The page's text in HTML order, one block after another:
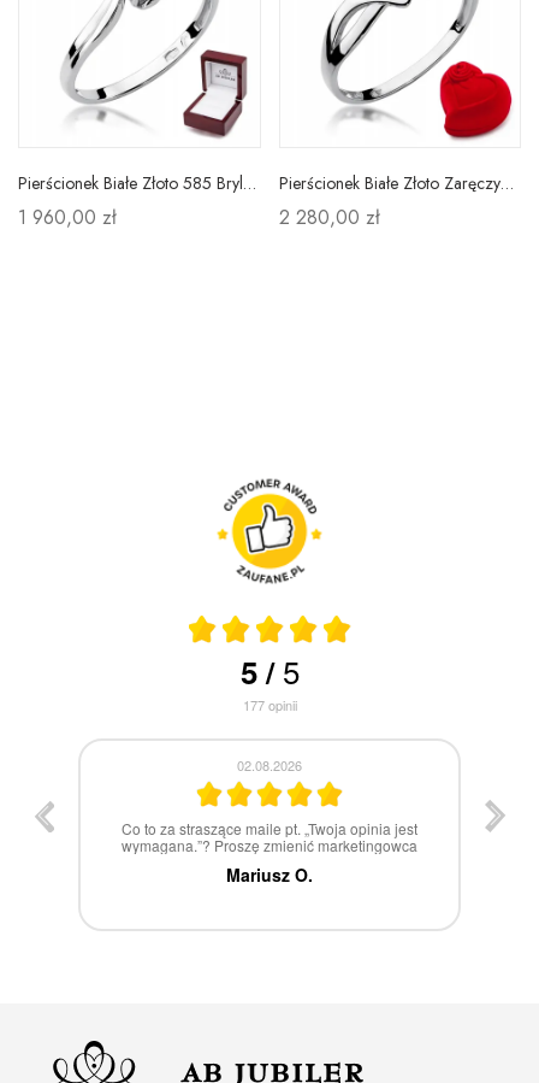
Pierścionek Białe Złoto 585 Brylant 0,10ct Grawer
1 960,00 zł
Pierścionek Białe Złoto Zaręczynowy Brylant pr 585
2 280,00 zł
5/5
177opinii
30.07.2026
W 100% polecam
Marcin Z.